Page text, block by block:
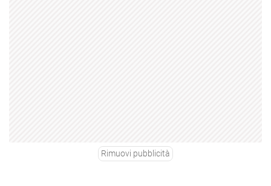
Rimuovi pubblicità